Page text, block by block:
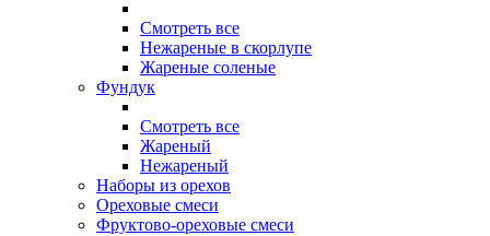
Смотреть все
Нежареные в скорлупе
Жареные соленые
Фундук
Смотреть все
Жареный
Нежареный
Наборы из орехов
Ореховые смеси
Фруктово-ореховые смеси